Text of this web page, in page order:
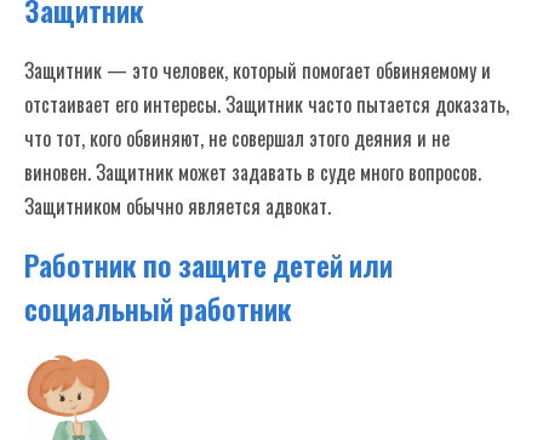
Защитник
Защитник — это человек, который помогает обвиняемому и
отстаивает его интересы. Защитник часто пытается доказать,
что тот, кого обвиняют, не совершал этого деяния и не
виновен. Защитник может задавать в суде много вопросов.
Защитником обычно является адвокат.
Работник по защите детей или
социальный работник